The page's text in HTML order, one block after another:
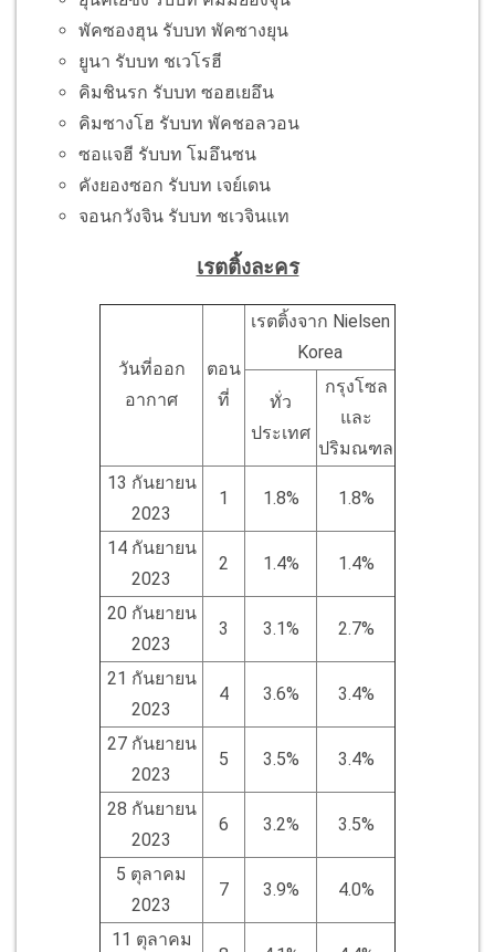
พัคซองฮุน รับบท พัคซางยุน
ยูนา รับบท ชเวโรฮี
คิมชินรก รับบท ซอฮเยอึน
คิมซางโฮ รับบท พัคชอลวอน
ซอแจฮี รับบท โมอึนซน
คังยองซอก รับบท เจย์เดน
จอนกวังจิน รับบท ชเวจินแท
เรตติ้งละคร
วันที่ออก
อากาศ
ตอน
ที่
เรตติ้งจาก Nielsen
Korea
ทั่ว
ประเทศ
กรุงโซล
และ
ปริมณฑล
13 กันยายน
2023
1 1.8% 1.8%
14 กันยายน
2023
2 1.4% 1.4%
20 กันยายน
2023
3 3.1% 2.7%
21 กันยายน
2023
4 3.6% 3.4%
27 กันยายน
2023
5 3.5% 3.4%
28 กันยายน
2023
6 3.2% 3.5%
5 ตุลาคม
2023
7 3.9% 4.0%
11 ตุลาคม